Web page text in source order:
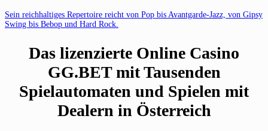
Sein reichhaltiges Repertoire reicht von Pop bis Avantgarde-Jazz, von Gipsy
Swing bis Bebop und Hard Rock.
Das lizenzierte Online Casino
GG.BET mit Tausenden
Spielautomaten und Spielen mit
Dealern in Österreich